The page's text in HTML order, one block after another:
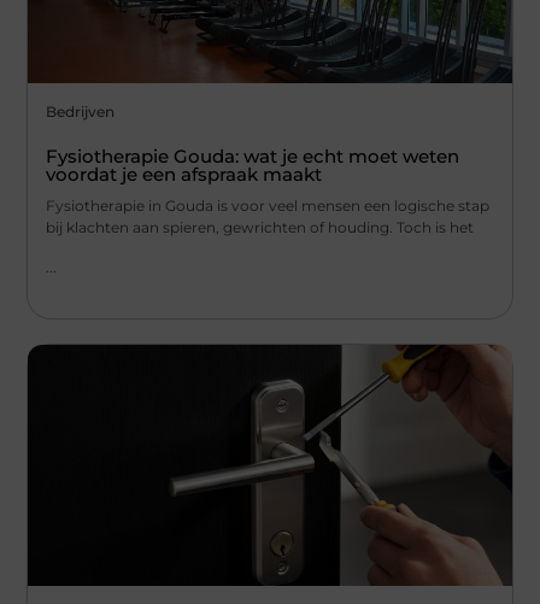
Bedrijven
Fysiotherapie Gouda: wat je echt moet weten
voordat je een afspraak maakt
Fysiotherapie in Gouda is voor veel mensen een logische stap
bij klachten aan spieren, gewrichten of houding. Toch is het